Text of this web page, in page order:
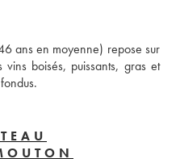
ans en moyenne) repose sur
boisés, puissants, gras et